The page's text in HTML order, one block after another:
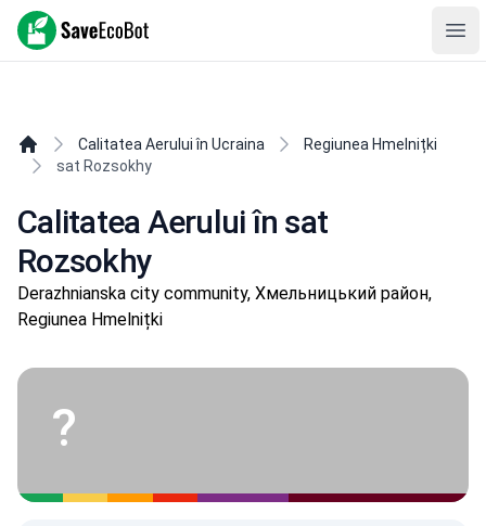
SaveEcoBot
Calitatea Aerului în Ucraina
Regiunea Hmelnițki
sat Rozsokhy
Calitatea Aerului în sat
Rozsokhy
Derazhnianska city community, Хмельницький район,
Regiunea Hmelnițki
?